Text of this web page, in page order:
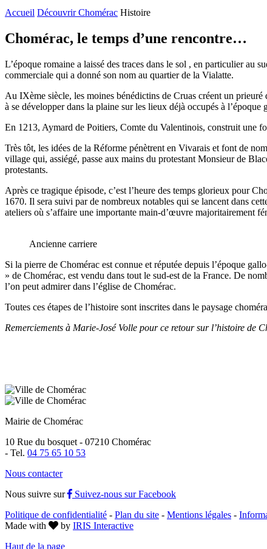
Accueil Découvrir Chomérac Histoire
Chomérac, le temps d’une rencontre…
L’époque romaine a laissé des traces dans le sol , en particulier au
commerciale qui a donné son nom au quartier de la Vialatte.
Au IXème siècle, les moines bénédictins de Cruas créent un
à se développer dans la plaine sur les lieux déjà occupés à l’époque
En 1213, Aymard de Poitiers, Comte du Valentinois, construit une
Très tôt, les idées de la Réforme pénètrent en Vivarais et font de
village qui, assiégé, passe aux mains du protestant Monsieur de
protestants.
Après ce tragique épisode, c’est l’heure des temps glorieux pour
1670. Il sera suivi par de nombreux notables qui se lancent dans
ateliers où s’affaire une importante main-d’œuvre majoritairement
Ancienne carriere
Si la pierre de Chomérac est connue et réputée depuis l’époque
» de Chomérac, est vendu dans tout le sud-est de la France. De
l’on peut admirer dans l’église de Chomérac.
Toutes ces étapes de l’histoire sont inscrites dans le paysage
Remerciements à Marie-José Volle pour ce retour sur l’histoire de
Mairie de Chomérac
10 Rue du bosquet - 07210 Chomérac
- Tel. 04 75 65 10 53
Nous contacter
Nous suivre sur
Suivez-nous sur Facebook
Politique de confidentialité - Plan du site - Mentions légales -
Made with
by IRIS Interactive
Haut de la page